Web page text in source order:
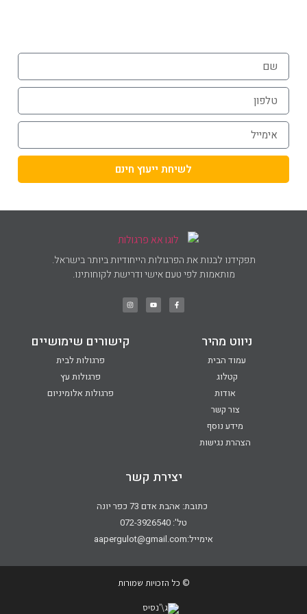
לשיחת ייעוץ חינם
תפקידנו לבנות את הפרגולות הייחודיות ביותר בישראל.
מותאמות לפי טעם אישי ודרישת לקוחותינו.
ניווט מהיר
עמוד הבית
קטלוג
אודות
צור קשר
מידע נוסף
הצהרת נגישות
קישורים שימושיים
פרגולות לבית
פרגולות עץ
פרגולות אלומיניום
יצירת קשר
כתובת: אהבת אדם 73 כפר יונה
טל': 072-3926540
אימייל:aapergulot@gmail.com
© כל הזכויות שמורות